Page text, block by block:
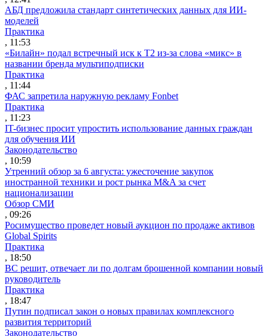
АБД предложила стандарт синтетических данных для ИИ-
моделей
Практика
, 11:53
«Билайн» подал встречный иск к Т2 из-за слова «микс» в
названии бренда мультиподписки
Практика
, 11:44
ФАС запретила наружную рекламу Fonbet
Практика
, 11:23
IT-бизнес просит упростить использование данных граждан
для обучения ИИ
Законодательство
, 10:59
Утренний обзор за 6 августа: ужесточение закупок
иностранной техники и рост рынка M&A за счет
национализации
Обзор СМИ
, 09:26
Росимущество проведет новый аукцион по продаже активов
Global Spirits
Практика
, 18:50
ВС решит, отвечает ли по долгам брошенной компании новый
руководитель
Практика
, 18:47
Путин подписал закон о новых правилах комплексного
развития территорий
Законодательство